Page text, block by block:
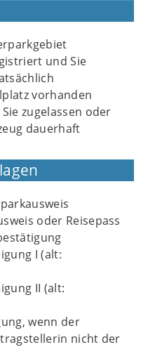
und Sie
vorhanden
zugelassen oder
dauerhaft
oder Reisepass
I (alt:
II (alt:
wenn der
nicht der